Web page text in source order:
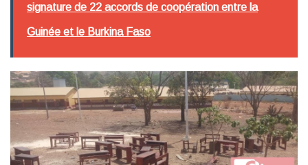
signature de 22 accords de coopération entre la
Guinée et le Burkina Faso